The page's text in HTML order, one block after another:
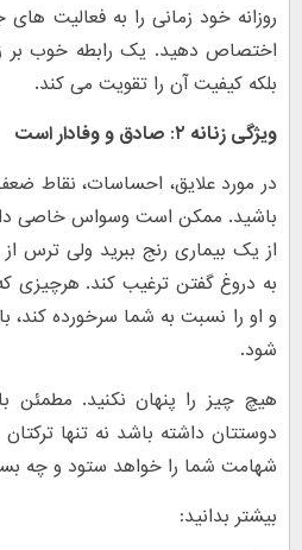
روزانه خود زمانی را به فعالیت
اختصاص دهید. یک رابطه خوب بر
بلکه کیفیت آن را تقویت می کند.
ویژگی زنانه ۲: صادق و وفادار است
در مورد علایق، احساسات، نقاط
باشید. ممکن است وسواس خاصی
از یک بیماری رنج ببرید ولی ترس
به دروغ گفتن ترغیب کند. هرچیزی
و او را نسبت به شما سرخورده کند،
شود.
هیچ چیز را پنهان نکنید. مطمئن
دوستتان داشته باشد نه تنها
شهامت شما را خواهد ستود و چه
بیشتر بدانید: